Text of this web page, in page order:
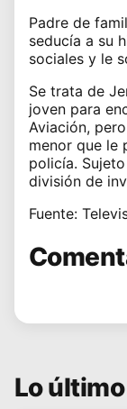
Padre de
seducía a su
sociales y le
Se trata de
joven para
Aviación,
menor que le
policía.
división de
Fuente:
Lo último